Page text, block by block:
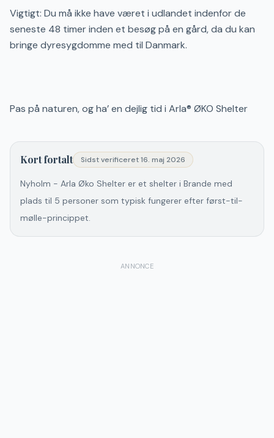
Vigtigt: Du må ikke have været i udlandet indenfor de
seneste 48 timer inden et besøg på en gård, da du kan
bringe dyresygdomme med til Danmark.
Pas på naturen, og ha’ en dejlig tid i Arla® ØKO Shelter
Kort fortalt Sidst verificeret16. maj 2026
Nyholm - Arla Øko Shelter er et shelter i Brande med
plads til 5 personer som typisk fungerer efter først-til-
mølle-princippet.
ANNONCE